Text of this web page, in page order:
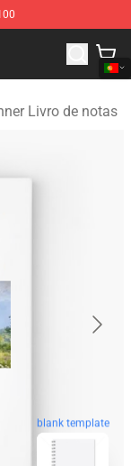
Merchandise
Livro de notas
blank template